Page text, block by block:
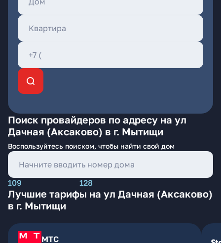
Поиск провайдеров по адресу на ул
Дачная (Аксаково) в г. Мытищи
Воспользуйтесь поиском, чтобы найти свой дом
109 128
Лучшие тарифы на ул Дачная (Аксаково)
в г. Мытищи
МТС